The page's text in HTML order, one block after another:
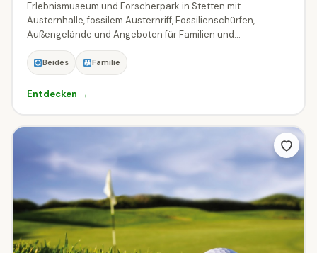
Indoor oder Outdoor?
Beides ☀Outdoor
Wann hast du Zeit?
Filtere Ziele die zu deinem Wunschzeitpunkt geöffnet sind.
Heute geöffnet
Am Wochenende geöffnet
Erlebnismuseum und Forscherpark in Stetten mit
Austernhalle, fossilem Austernriff, Fossilienschürfen,
Außengelände und Angeboten für Familien und...
Beides Familie
Entdecken →